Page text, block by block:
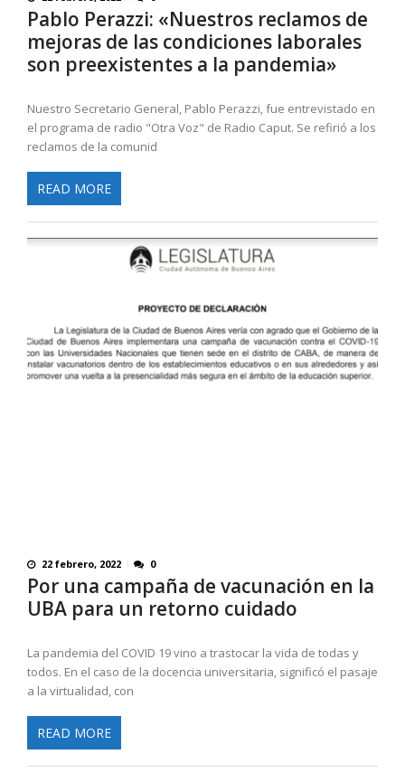
Pablo Perazzi: «Nuestros reclamos de
mejoras de las condiciones laborales
son preexistentes a la pandemia»
Nuestro Secretario General, Pablo Perazzi, fue entrevistado en
el programa de radio "Otra Voz" de Radio Caput. Se refirió a los
reclamos de la comunid
READ MORE
22 febrero, 2022 0
Por una campaña de vacunación en la
UBA para un retorno cuidado
La pandemia del COVID 19 vino a trastocar la vida de todas y
todos. En el caso de la docencia universitaria, significó el pasaje
a la virtualidad, con
READ MORE